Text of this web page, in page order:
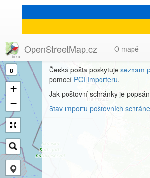
OpenStreetMap.cz O mapě
8
+
−
Poštovní
Česká pošta poskytuje seznam
pomocí POI Importeru.
Jak poštovní schránky je
Stav importu poštovních